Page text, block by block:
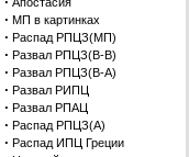
· МП в картинках
· Распад РПЦЗ(МП)
· Развал РПЦЗ(В-В)
· Развал РПЦЗ(В-А)
· Развал РИПЦ
· Развал РПАЦ
· Распад РПЦЗ(А)
· Распад ИПЦ Греции